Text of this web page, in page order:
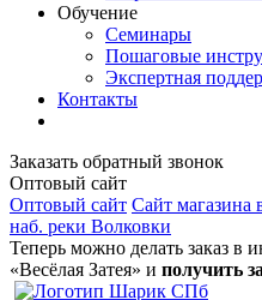
Обучение
Семинары
Пошаговые
Экспертная
Контакты
Заказать обратный звонок
Оптовый сайт
Оптовый сайт Сайт магазина
наб. реки Волковки
Теперь можно делать заказ в
«Весёлая Затея» и получить